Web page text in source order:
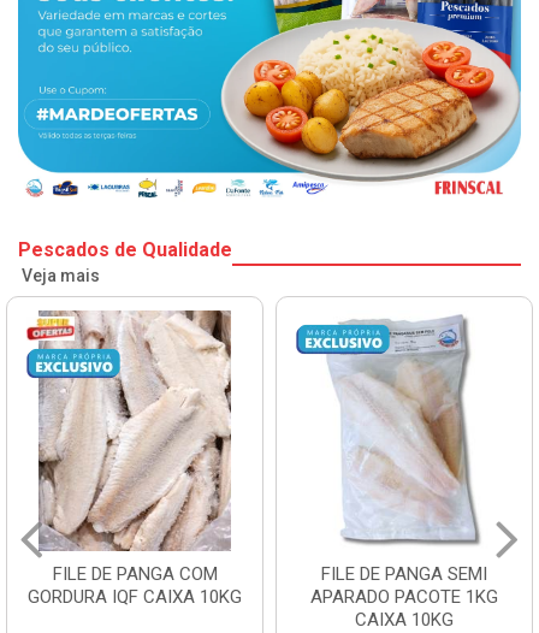
Pescados de Qualidade
Veja mais
FILE DE PANGA SEMI
APARADO PACOTE 1KG
POLACA DESFIADA
PESCAMARES PCT5KG
CX10KG